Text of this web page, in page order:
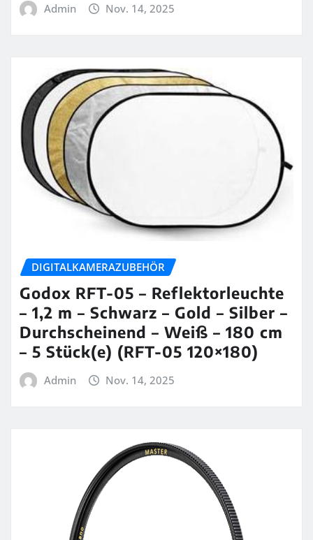
Admin Nov. 14, 2025
DIGITALKAMERAZUBEHÖR
Godox RFT-05 – Reflektorleuchte
– 1,2 m – Schwarz – Gold – Silber –
Durchscheinend – Weiß – 180 cm
– 5 Stück(e) (RFT-05 120×180)
Admin Nov. 14, 2025